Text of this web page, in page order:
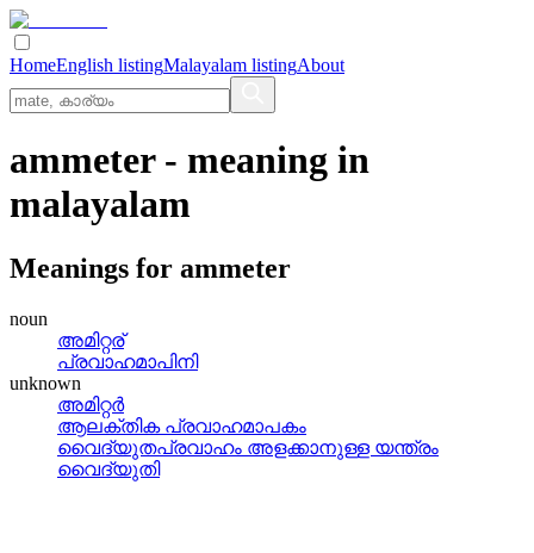
HomeEnglish listingMalayalam listingAbout
ammeter- meaning in
malayalam
Meanings for ammeter
noun
അമിറ്റര്
പ്രവാഹമാപിനി
unknown
അമിറ്റര്‍
ആലക്തിക പ്രവാഹമാപകം
വൈദ്യുതപ്രവാഹം അളക്കാനുള്ള യന്ത്രം
വൈദ്യുതി